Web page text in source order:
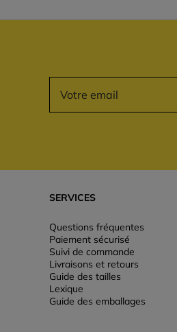
SERVICES
Questions fréquentes
Paiement sécurisé
Suivi de commande
Livraisons et retours
Guide des tailles
Lexique
Guide des emballages